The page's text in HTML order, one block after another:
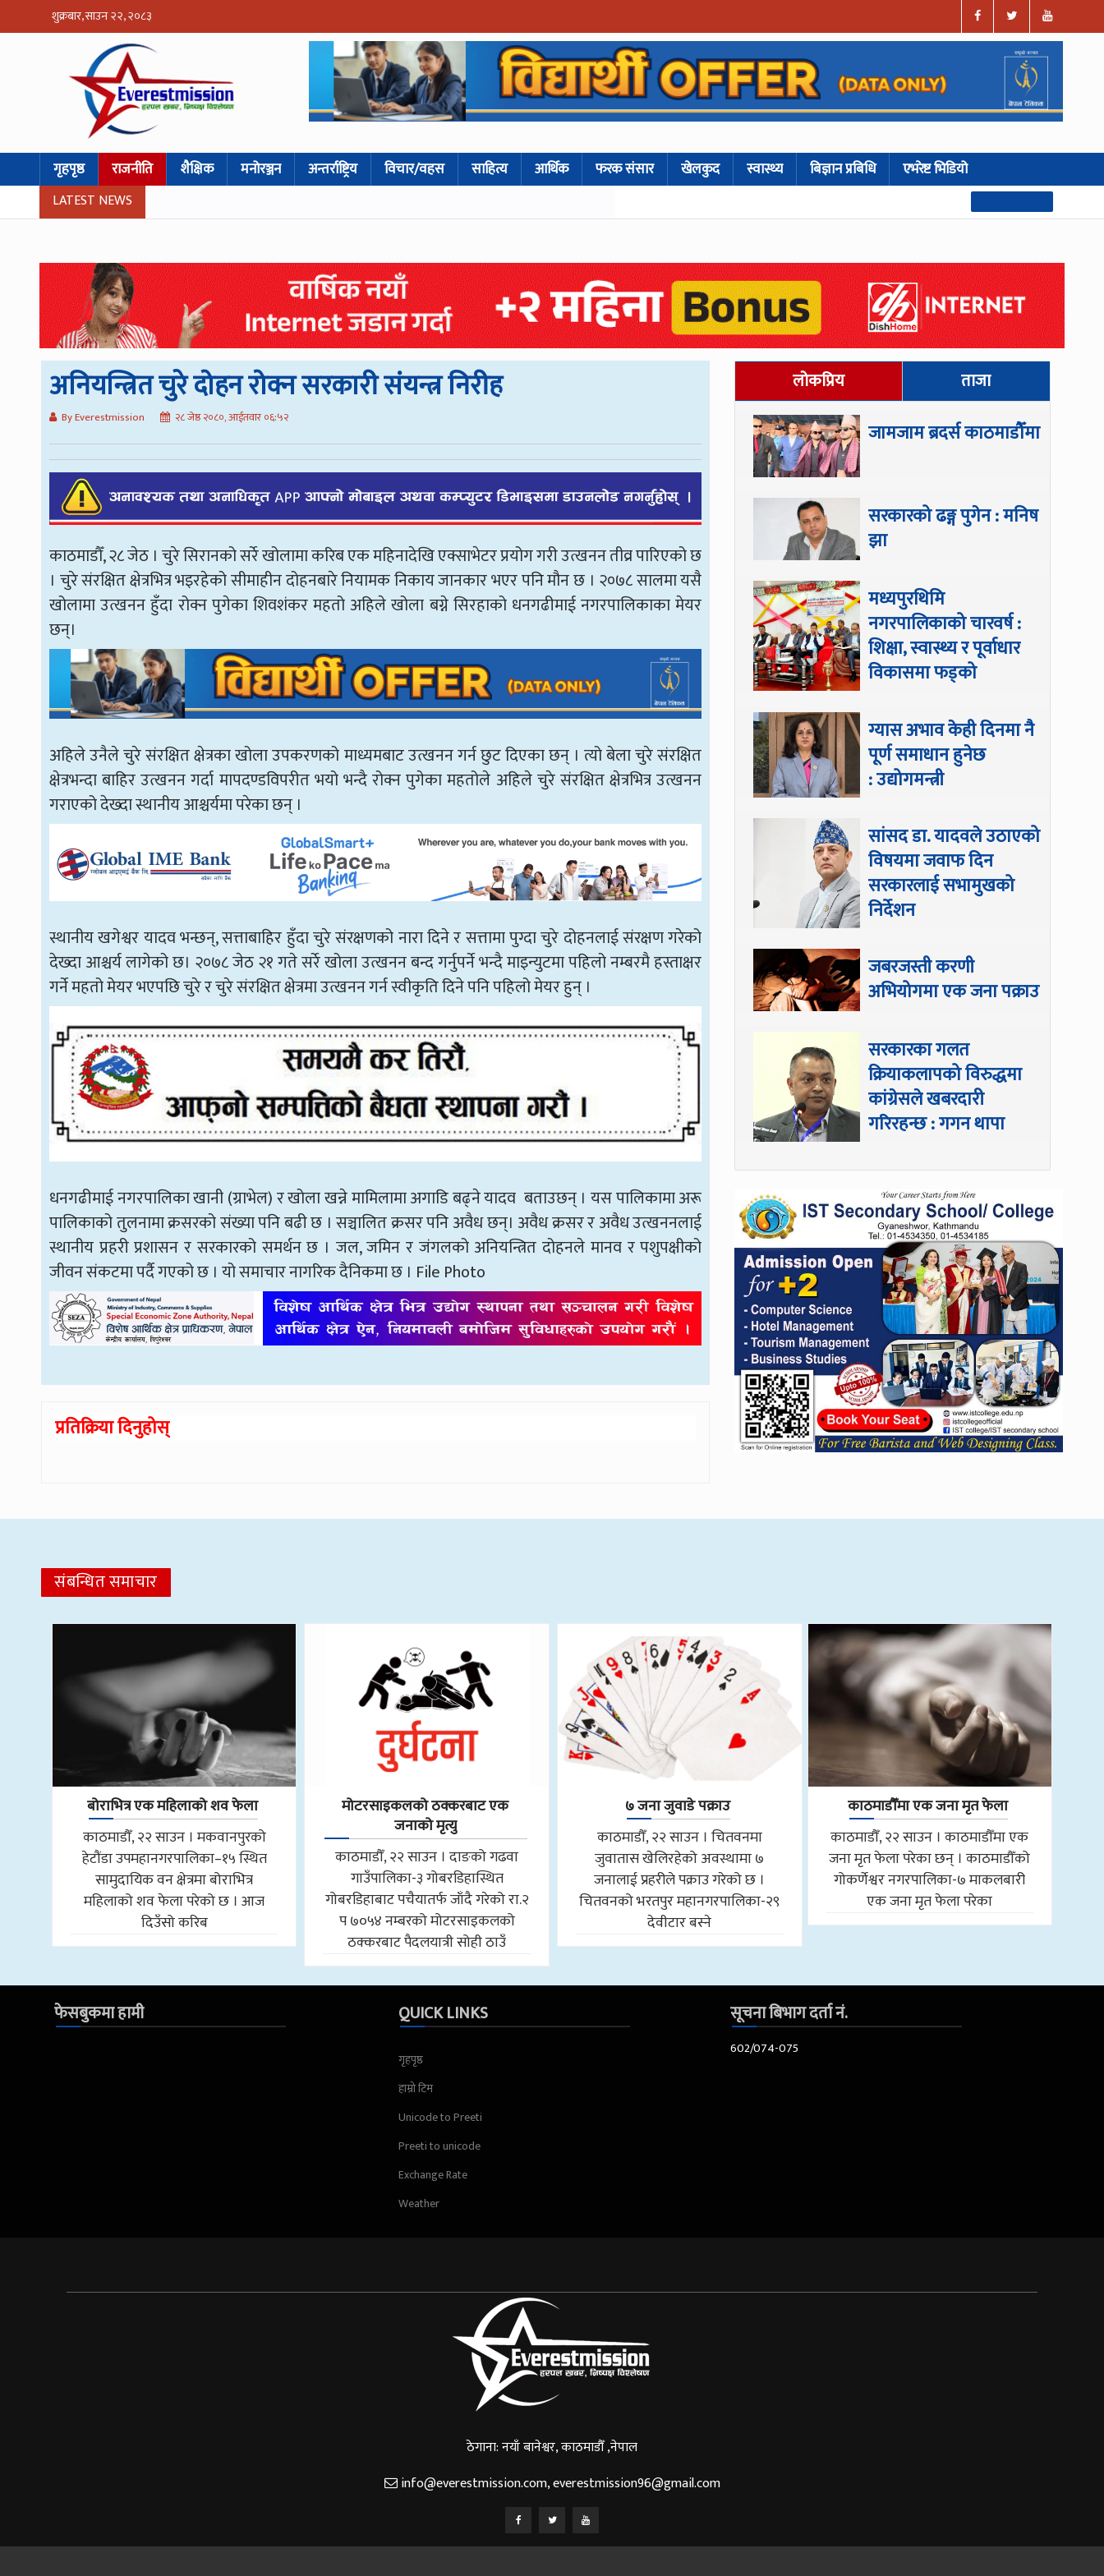
शुक्रबार, साउन २२, २०८३
गृहपृष्ठ राजनीति शैक्षिक मनोरञ्जन अन्तर्राष्ट्रिय विचार/वहस साहित्य आर्थिक फरक संसार खेलकुद स्वास्थ्य बिज्ञान प्रबिधि एभरेष्ट भिडियो
LATEST NEWS
अनियन्त्रित चुरे दोहन रोक्न सरकारी संयन्त्र निरीह
By Everestmission २८ जेष्ठ २०८०, आईतवार ०६:५२
काठमाडौँ, २८ जेठ । चुरे सिरानको सर्रे खोलामा करिब एक महिनादेखि एक्साभेटर प्रयोग गरी उत्खनन तीव्र पारिएको छ
। चुरे संरक्षित क्षेत्रभित्र भइरहेको सीमाहीन दोहनबारे नियामक निकाय जानकार भएर पनि मौन छ । २०७८ सालमा यसै
खोलामा उत्खनन हुँदा रोक्न पुगेका शिवशंकर महतो अहिले खोला बग्ने सिरहाको धनगढीमाई नगरपालिकाका मेयर
छन्।
अहिले उनैले चुरे संरक्षित क्षेत्रका खोला उपकरणको माध्यमबाट उत्खनन गर्न छुट दिएका छन् । त्यो बेला चुरे संरक्षित
क्षेत्रभन्दा बाहिर उत्खनन गर्दा मापदण्डविपरीत भयो भन्दै रोक्न पुगेका महतोले अहिले चुरे संरक्षित क्षेत्रभित्र उत्खनन
गराएको देख्दा स्थानीय आश्चर्यमा परेका छन् ।
स्थानीय खगेश्वर यादव भन्छन्, सत्ताबाहिर हुँदा चुरे संरक्षणको नारा दिने र सत्तामा पुग्दा चुरे दोहनलाई संरक्षण गरेको
देख्दा आश्चर्य लागेको छ। २०७८ जेठ २१ गते सर्रे खोला उत्खनन बन्द गर्नुपर्ने भन्दै माइन्युटमा पहिलो नम्बरमै हस्ताक्षर
गर्ने महतो मेयर भएपछि चुरे र चुरे संरक्षित क्षेत्रमा उत्खनन गर्न स्वीकृति दिने पनि पहिलो मेयर हुन् ।
धनगढीमाई नगरपालिका खानी (ग्राभेल) र खोला खन्ने मामिलामा अगाडि बढ्ने यादव बताउछन् । यस पालिकामा अरू
पालिकाको तुलनामा क्रसरको संख्या पनि बढी छ । सञ्चालित क्रसर पनि अवैध छन्। अवैध क्रसर र अवैध उत्खननलाई
स्थानीय प्रहरी प्रशासन र सरकारको समर्थन छ । जल, जमिन र जंगलको अनियन्त्रित दोहनले मानव र पशुपक्षीको
जीवन संकटमा पर्दै गएको छ । यो समाचार नागरिक दैनिकमा छ । File Photo
प्रतिक्रिया दिनुहोस्
लोकप्रिय ताजा
जामजाम ब्रदर्स काठमाडौँमा
सरकारको ढङ्ग पुगेन : मनिष
झा
मध्यपुरथिमि
नगरपालिकाको चारवर्ष :
शिक्षा, स्वास्थ्य र पूर्वाधार
विकासमा फड्को
ग्यास अभाव केही दिनमा नै
पूर्ण समाधान हुनेछ
: उद्योगमन्त्री
सांसद डा‍‍. यादवले उठाएको
विषयमा जवाफ दिन
सरकारलाई सभामुखको
निर्देशन
जबरजस्ती करणी
अभियोगमा एक जना पक्राउ
सरकारका गलत
क्रियाकलापको विरुद्धमा
कांग्रेसले खबरदारी
गरिरहन्छ : गगन थापा
संबन्धित समाचार
बोराभित्र एक महिलाको शव फेला
काठमाडौँ, २२ साउन । मकवानपुरको
हेटौंडा उपमहानगरपालिका–१५ स्थित
सामुदायिक वन क्षेत्रमा बोराभित्र
महिलाको शव फेला परेको छ । आज
दिउँसो करिब
मोटरसाइकलको ठक्करबाट एक
जनाको मृत्यु
काठमाडौँ, २२ साउन । दाङको गढवा
गाउँपालिका-३ गोबरडिहास्थित
गोबरडिहाबाट पचैयातर्फ जाँदै गरेको रा.२
प ७०५४ नम्बरको मोटरसाइकलको
ठक्करबाट पैदलयात्री सोही ठाउँ
७ जना जुवाडे पक्राउ
काठमाडौँ, २२ साउन । चितवनमा
जुवातास खेलिरहेको अवस्थामा ७
जनालाई प्रहरीले पक्राउ गरेको छ ।
चितवनको भरतपुर महानगरपालिका-२९
देवीटार बस्ने
काठमाडौँमा एक जना मृत फेला
काठमाडौँ, २२ साउन । काठमाडौँमा एक
जना मृत फेला परेका छन् । काठमाडौँको
गोकर्णेश्वर नगरपालिका-७ माकलबारी
एक जना मृत फेला परेका
फेसबुकमा हामी QUICK LINKS
गृहपृष्ठ
हाम्रो टिम
Unicode to Preeti
Preeti to unicode
Exchange Rate
Weather
सूचना बिभाग दर्ता नं.
602/074-075
ठेगाना: नयाँ बानेश्वर, काठमाडौँ ,नेपाल
info@everestmission.com,everestmission96@gmail.com